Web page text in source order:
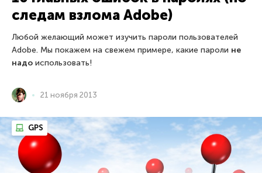
следам взлома Adobe)
Любой желающий может изучить пароли пользователей
Adobe. Мы покажем на свежем примере, какие пароли не
надо использовать!
21 ноября 2013
GPS